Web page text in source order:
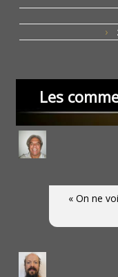
Les
« On ne